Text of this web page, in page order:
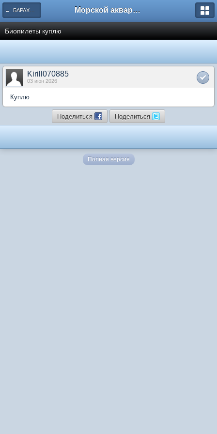
← БАРАХОЛКА Морской аквариум. Форумы ReefCentral.ru
Биопилеты куплю
Kirill070885
03 июн 2026
Куплю
Поделиться Поделиться
Полная версия